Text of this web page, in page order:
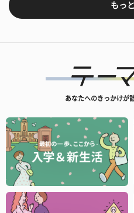
もっ
あなたへのきっかけが